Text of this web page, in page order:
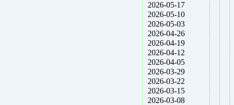
2026-05-17
2026-05-10
2026-05-03
2026-04-26
2026-04-19
2026-04-12
2026-04-05
2026-03-29
2026-03-22
2026-03-15
2026-03-08